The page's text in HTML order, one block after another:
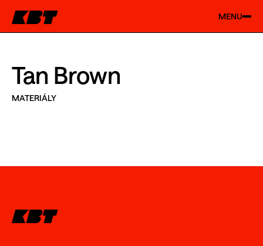
MENU
Tan Brown
MATERIÁLY